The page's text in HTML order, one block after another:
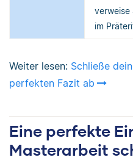
verweise
im
Weiter lesen: Schließe
perfekten Fazit ab
Eine perfekte
Masterarbeit